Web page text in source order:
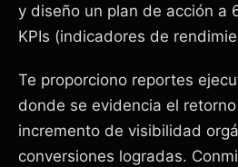
y diseño un plan de acción a
KPIs (indicadores de
Te proporciono reportes
donde se evidencia el
incremento de visibilidad
conversiones logradas.